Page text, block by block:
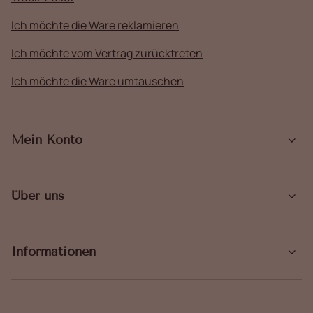
Ich möchte die Ware reklamieren
Ich möchte vom Vertrag zurücktreten
Ich möchte die Ware umtauschen
Mein Konto
Über uns
Informationen